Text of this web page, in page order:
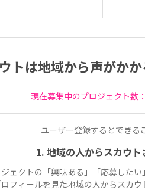
トは地域から声がか
現在募集中のプロジェクト数：
ユーザー登録するとできる
1. 地域の人からスカウト
ェクトの「興味ある」「応募した
フィールを見た地域の人からスカウ